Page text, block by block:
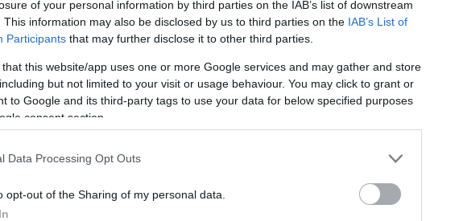
of your personal information by third parties on the IAB’s list of downstream
This information may also be disclosed by us to third parties on the IAB’s List of
Participants that may further disclose it to other third parties.
that this website/app uses one or more Google services and may gather and store
but not limited to your visit or usage behaviour. You may click to grant or
to Google and its third-party tags to use your data for below specified purposes
consent section.
Data Processing Opt Outs
opt-out of the Sharing of my personal data.
1 Cáceres
futuro
2
Como
se
3
de